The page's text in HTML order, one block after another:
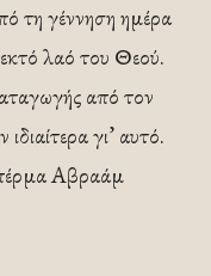
τη γέννηση ημέρα
λαό του Θεού.
από τον
γι’ αυτό.
Αβραάμ